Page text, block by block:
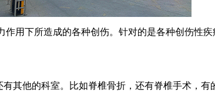
用下所造成的各种创伤。针对的是各种创伤性
其他的科室。比如脊椎骨折，还有脊椎手术，